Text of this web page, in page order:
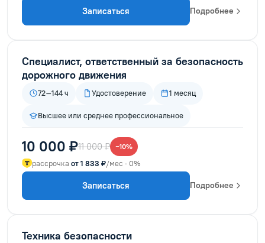
Записаться Подробнее
Специалист, ответственный за безопасность
дорожного движения
72–144 ч Удостоверение 1 месяц
Высшее или среднее профессиональное
10 000 ₽11 000 ₽ −10%
рассрочка от 1 833 ₽/мес · 0%
Записаться Подробнее
Техника безопасности